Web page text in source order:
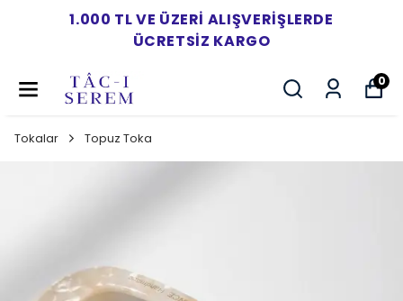
1.000 TL VE ÜZERI ALIŞVERIŞLERDE
ÜCRETSIZ KARGO
0
Tokalar Topuz Toka